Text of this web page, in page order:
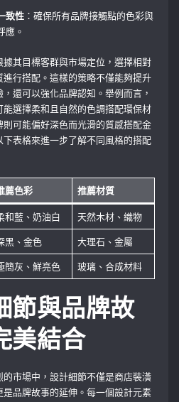
致性 ：確保所有品牌接觸點的色彩與
應。
據其目標客群與市場定位，選擇相對
進行搭配。這樣的策略不僅能夠提升
還可以強化品牌認知。舉例而言，
能選擇柔和且自然的色調搭配環保材
則可能偏好深色而光滑的質感搭配金
下表格來進一步了解不同風格的搭配
薦色彩 推薦材質
和藍、奶油白
天然木材、織物
黑、金色
大理石、金屬
簡灰、鮮亮色 玻璃、合成材料
節與品牌故
美結合
的市場中，設計細節不僅是商店裝潢
是品牌故事的延伸。每一個設計元素